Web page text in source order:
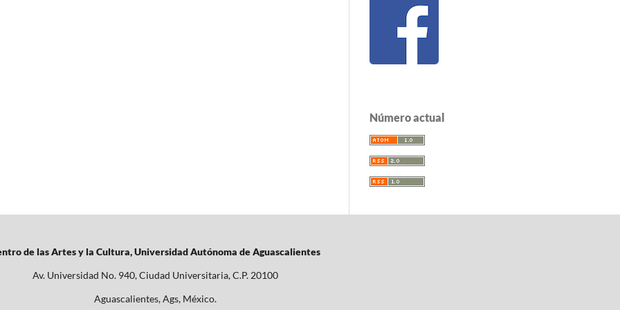
Número actual
de las Artes y la Cultura, Universidad Autónoma de Aguascalientes
Av. Universidad No. 940, Ciudad Universitaria, C.P. 20100
Aguascalientes, Ags, México.